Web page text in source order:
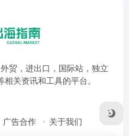
贸，进出口，国际站，独立
关资讯和工具的平台。
广告合作 关于我们